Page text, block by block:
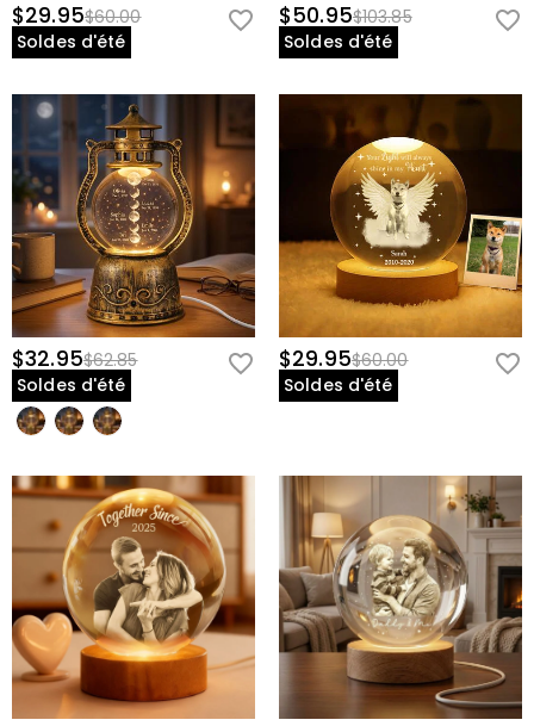
$29.95$60.00
Soldes d'été
$50.95$103.85
Soldes d'été
$32.95$62.85
Soldes d'été
$29.95$60.00
Soldes d'été